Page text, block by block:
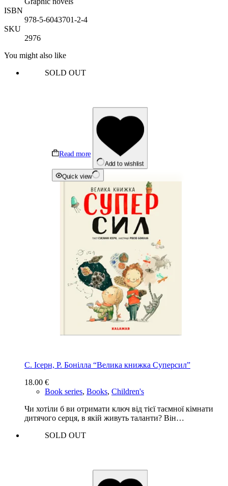
ISBN
978-5-6043701-2-4
SKU
2976
You might also like
SOLD OUT
Read more
Add to wishlist
Quick view
С. Ісерн, Р. Бонiлла “Велика книжка Суперсил”
18.00 €
Book series, Books, Children's
Чи хотіли б ви отримати ключ від тієї таємної кімнати
дитячого серця, в якій живуть таланти? Він…
SOLD OUT